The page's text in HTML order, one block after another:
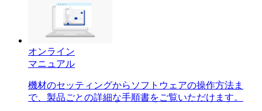
オンライン
マニュアル
機材のセッティングからソフトウェアの操作方法ま
で、製品ごとの詳細な手順書をご覧いただけます。